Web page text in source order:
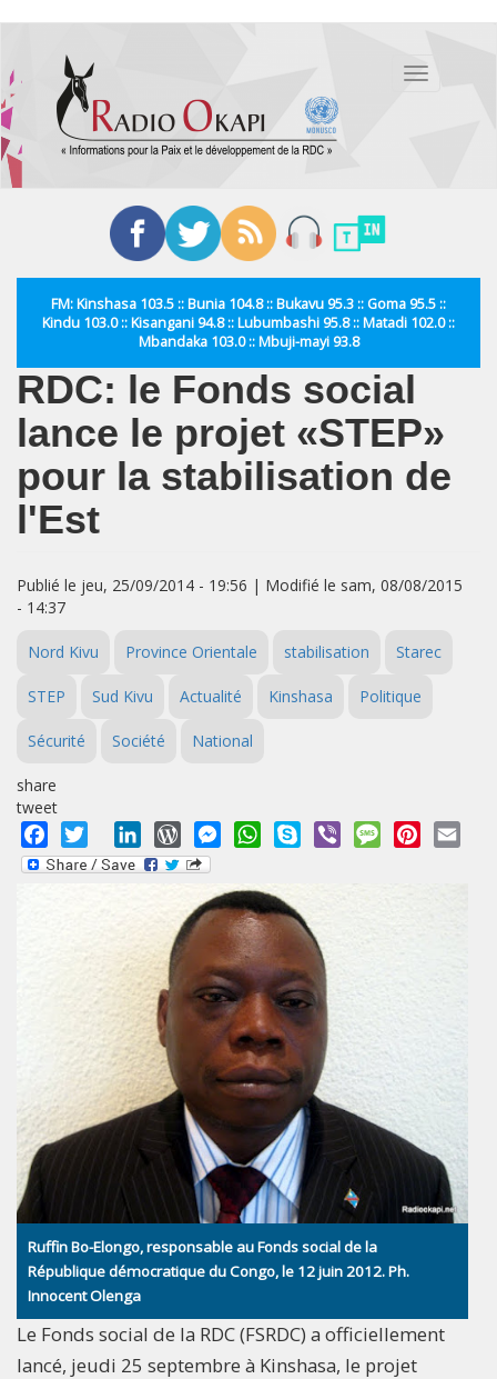
contenu
principal
Toggle
FM: Kinshasa 103.5 :: Bunia 104.8 :: Bukavu 95.3 :: Goma 95.5 ::
Kindu 103.0 :: Kisangani 94.8 :: Lubumbashi 95.8 :: Matadi 102.0 ::
Mbandaka 103.0 :: Mbuji-mayi 93.8
RDC: le Fonds social
lance le projet «STEP»
pour la stabilisation de
l'Est
Publié le jeu, 25/09/2014 - 19:56 | Modifié le sam, 08/08/2015
- 14:37
Nord Kivu Province Orientale stabilisation Starec
STEP Sud Kivu Actualité Kinshasa Politique
Sécurité Société National
share
tweet
Facebook
Twitter LinkedInWordPressMessengerWhatsApp
Skype Viber MessagePinterest
Ruffin Bo-Elongo, responsable au Fonds social de la
République démocratique du Congo, le 12 juin 2012. Ph.
Innocent Olenga
Le Fonds social de la RDC (FSRDC) a officiellement
lancé, jeudi 25 septembre à Kinshasa, le projet